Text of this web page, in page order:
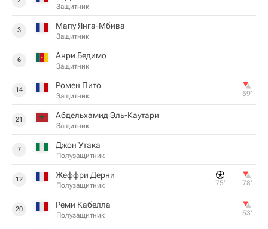
Защитник
3 Мапу Янга-Мбива
Защитник
6 Анри Бедимо
Защитник
14 Ромен Пито
Защитник 59‎’‎
21 Абдельхамид Эль-Каутари
Защитник
7 Джон Утака
Полузащитник
12 Жеффри Дерни
Полузащитник 75‎’‎ 78‎’‎
20 Реми Кабелла
Полузащитник 53‎’‎